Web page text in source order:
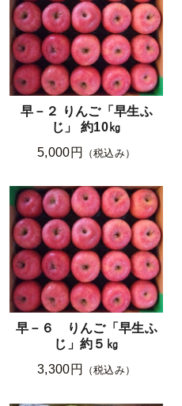
早－２ りんご「早生ふ
じ」 約10㎏
5,000円
（税込み）
早－６ りんご「早生ふ
じ」約５㎏
3,300円
（税込み）